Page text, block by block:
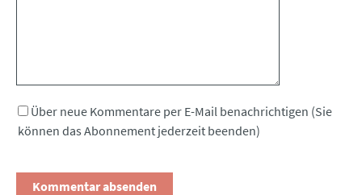
Über neue Kommentare per E-Mail benachrichtigen (Sie
können das Abonnement jederzeit beenden)